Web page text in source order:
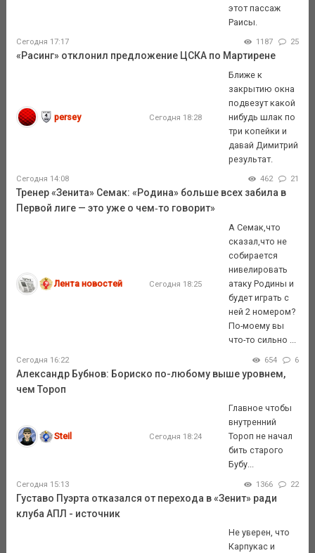
этот пассаж
Раисы.
Сегодня 17:17 1187 25
«Расинг» отклонил предложение ЦСКА по Мартирене
persey Сегодня 18:28
Ближе к
закрытию окна
подвезут какой
нибудь шлак по
три копейки и
давай Димитрий
результат.
Сегодня 14:08 462 21
Тренер «Зенита» Семак: «Родина» больше всех забила в
Первой лиге — это уже о чем‑то говорит»
Лента новостей Сегодня 18:25
А Семак,что
сказал,что не
собирается
нивелировать
атаку Родины и
будет играть с
ней 2 номером?
По-моему вы
что-то сильно ...
Сегодня 16:22 654 6
Александр Бубнов: Бориско по-любому выше уровнем,
чем Тороп
Steil Сегодня 18:24
Главное чтобы
внутренний
Тороп не начал
бить старого
Бубу...
Сегодня 15:13 1366 22
Густаво Пуэрта отказался от перехода в «Зенит» ради
клуба АПЛ - источник
Не уверен, что
Карпукас и